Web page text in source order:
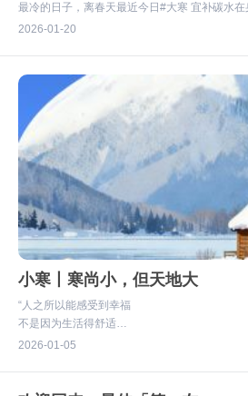
最冷的日子，离春天最近今日#大寒 宜补碳水
#有家的地方就有李与白
2026 01-20
小寒丨寒尚小，但天地大
“人之所以能感受到幸福
不是因为生活得舒适
而是因为生活得有希望”
2026 01-05